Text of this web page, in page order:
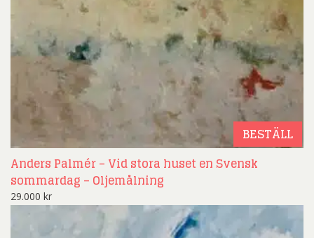
BESTÄLL
Anders Palmér – Vid stora huset en Svensk
sommardag – Oljemålning
29.000 kr